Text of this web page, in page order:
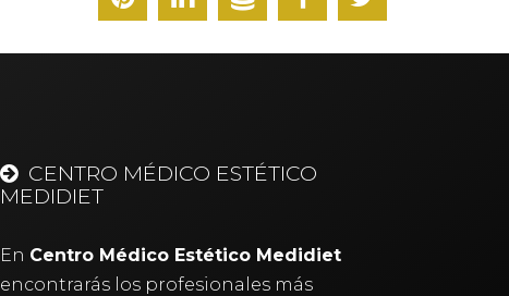
CENTRO MÉDICO ESTÉTICO
MEDIDIET
En Centro Médico Estético Medidiet
encontrarás los profesionales más